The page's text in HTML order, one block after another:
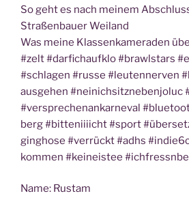
So geht es nach mei­nem
Stra­ßen­bau­er Weiland
Was mei­ne Klas­sen­ka­me­ra­den
#zelt #dar­fich­auf­klo #brawl­stars
#schla­gen #rus­se #leu­ten­ner­ven
aus­ge­hen #nei­nichsitz­ne­ben­jo­luc
#ver­spre­chen­an­kar­ne­val
berg #bit­te­niii­icht #sport
ging­ho­se #ver­rückt #adhs
kom­men #kein­eis­tee
Name: Rus­tam